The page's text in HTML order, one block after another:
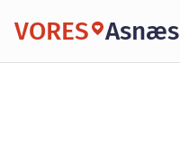
VORES Asnæs